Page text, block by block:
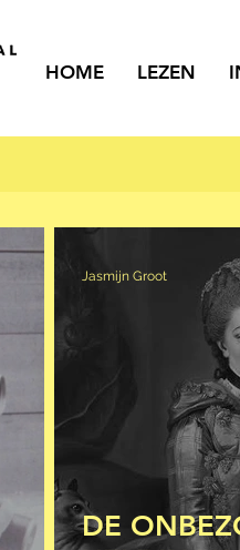
HOME LEZEN
DE
Jasmijn Groot